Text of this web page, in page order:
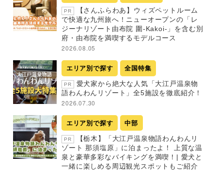
PR
【さんふらわあ】ウィズペットルーム
で快適な九州旅へ！ニューオープンの「レ
ジーナリゾート由布院 圍-Kakoi-」を含む別
府・由布院を満喫するモデルコース
2026.08.05
エリア別で探す 全国特集
PR
愛犬家から絶大な人気「大江戸温泉物
語わんわんリゾート」全5施設を徹底紹介！
2026.07.30
エリア別で探す 中部
PR
【栃木】「大江戸温泉物語わんわんリ
ゾート 那須塩原」に泊まったよ！ 上質な温
泉と豪華多彩なバイキングを満喫！| 愛犬と
一緒に楽しめる周辺観光スポットもご紹介